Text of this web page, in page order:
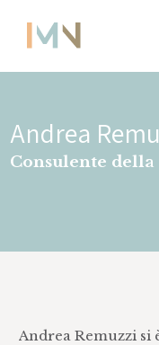
Andrea
Consulente
Andrea Remuzzi si